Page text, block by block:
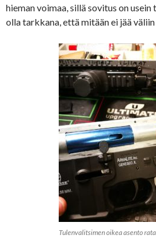
hieman voimaa, sillä sovitus on
olla tarkkana, että mitään ei jää
Tulenvalitsimen oikea asento